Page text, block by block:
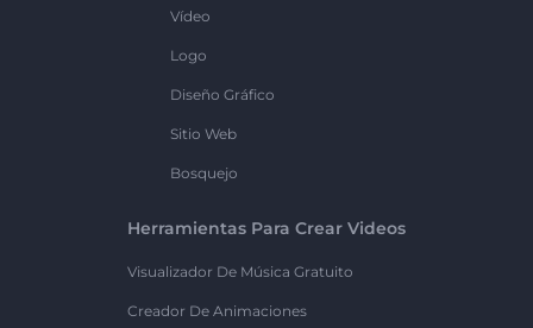
Vídeo
Logo
Diseño Gráfico
Sitio Web
Bosquejo
Herramientas Para Crear Videos
Visualizador De Música Gratuito
Creador De Animaciones